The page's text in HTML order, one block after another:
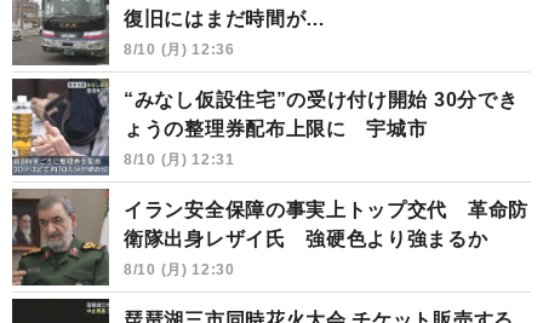
復旧にはまだ時間が…
8/10 (月) 12:36
“みなし仮設住宅”の受け付け開始 30分でき
ょうの整理券配布上限に 宇城市
8/10 (月) 12:31
イラン安全保障の事実上トップ交代 革命防
衛隊出身レザイ氏 強硬色より強まるか
8/10 (月) 12:30